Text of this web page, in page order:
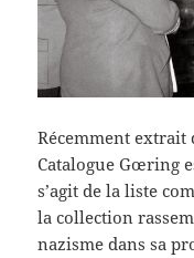
Récemment extrait
Catalogue Gœring
s’agit de la liste
la collection
nazisme dans sa